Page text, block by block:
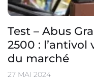
Test – Abus
2500 :
du marché
27 MAI 2024